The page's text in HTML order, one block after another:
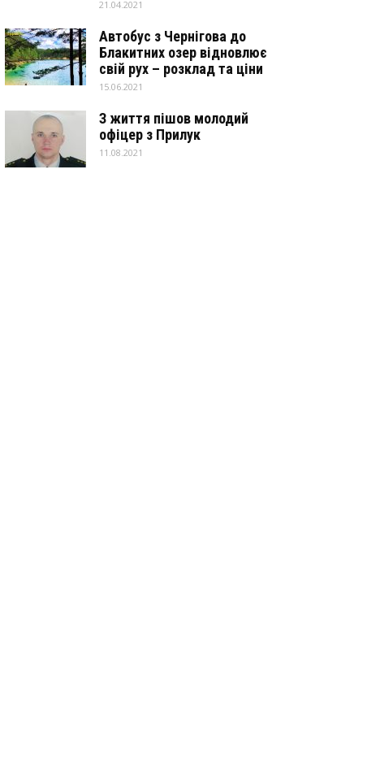
21.04.2021
Автобус з Чернігова до
Блакитних озер відновлює
свій рух – розклад та ціни
15.06.2021
З життя пішов молодий
офіцер з Прилук
11.08.2021